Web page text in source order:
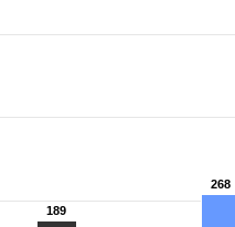
189
189
268
268